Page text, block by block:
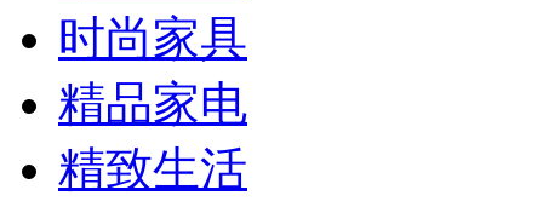
时尚家具
精品家电
精致生活